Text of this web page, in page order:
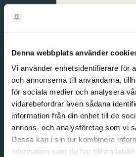
Denna webbplats använder
Vi använder enhetsidentifierare för
och annonserna till användarna,
för sociala medier och analysera
vidarebefordrar även sådana
information från din enhet till de
annons- och analysföretag som vi
Dessa kan i sin tur kombinera
information som du har
Email address